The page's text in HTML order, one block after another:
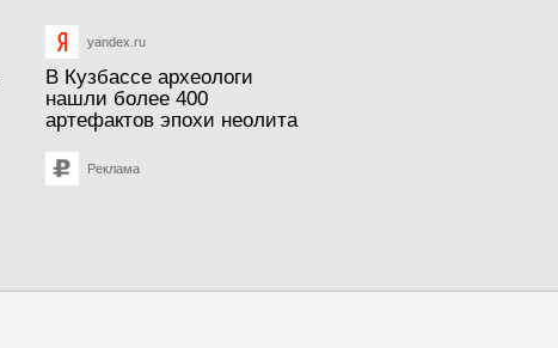
yandex.ru
В Кузбассе археологи
нашли более 400
артефактов эпохи неолита
Реклама